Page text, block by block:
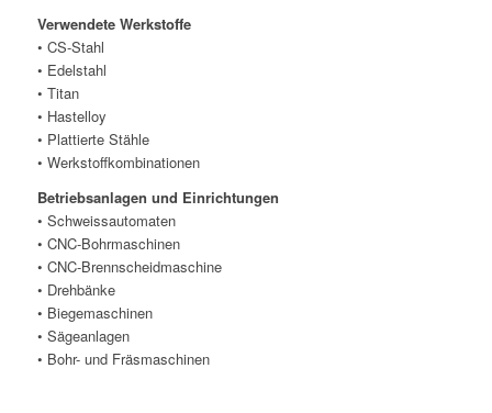
Verwendete Werkstoffe
• CS-Stahl
• Edelstahl
• Titan
• Hastelloy
• Plattierte Stähle
• Werkstoffkombinationen
Betriebsanlagen und Einrichtungen
• Schweissautomaten
• CNC-Bohrmaschinen
• CNC-Brennscheidmaschine
• Drehbänke
• Biegemaschinen
• Sägeanlagen
• Bohr- und Fräsmaschinen